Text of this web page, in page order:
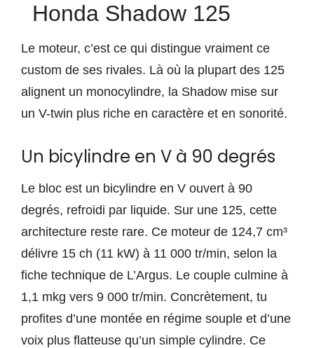
Honda Shadow 125
Le moteur, c’est ce qui distingue vraiment ce
custom de ses rivales. Là où la plupart des 125
alignent un monocylindre, la Shadow mise sur
un V-twin plus riche en caractère et en sonorité.
Un bicylindre en V à 90 degrés
Le bloc est un bicylindre en V ouvert à 90
degrés, refroidi par liquide. Sur une 125, cette
architecture reste rare. Ce moteur de 124,7 cm³
délivre 15 ch (11 kW) à 11 000 tr/min, selon la
fiche technique de L’Argus. Le couple culmine à
1,1 mkg vers 9 000 tr/min. Concrètement, tu
profites d’une montée en régime souple et d’une
voix plus flatteuse qu’un simple cylindre. Ce